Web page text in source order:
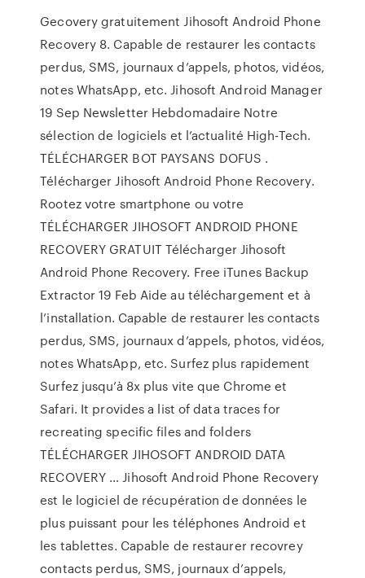
Gecovery gratuitement Jihosoft Android Phone
Recovery 8. Capable de restaurer les contacts
perdus, SMS, journaux d’appels, photos, vidéos,
notes WhatsApp, etc. Jihosoft Android Manager
19 Sep Newsletter Hebdomadaire Notre
sélection de logiciels et l’actualité High-Tech.
TÉLÉCHARGER BOT PAYSANS DOFUS .
Télécharger Jihosoft Android Phone Recovery.
Rootez votre smartphone ou votre
TÉLÉCHARGER JIHOSOFT ANDROID PHONE
RECOVERY GRATUIT Télécharger Jihosoft
Android Phone Recovery. Free iTunes Backup
Extractor 19 Feb Aide au téléchargement et à
l’installation. Capable de restaurer les contacts
perdus, SMS, journaux d’appels, photos, vidéos,
notes WhatsApp, etc. Surfez plus rapidement
Surfez jusqu’à 8x plus vite que Chrome et
Safari. It provides a list of data traces for
recreating specific files and folders
TÉLÉCHARGER JIHOSOFT ANDROID DATA
RECOVERY … Jihosoft Android Phone Recovery
est le logiciel de récupération de données le
plus puissant pour les téléphones Android et
les tablettes. Capable de restaurer recovrey
contacts perdus, SMS, journaux d’appels,